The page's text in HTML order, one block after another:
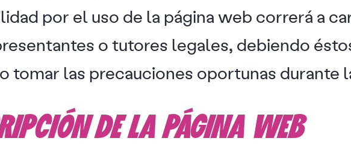
por el uso de la página web correrá a
o tutores legales, debiendo
tomar las precauciones oportunas durante
DE LA PÁGINA WEB